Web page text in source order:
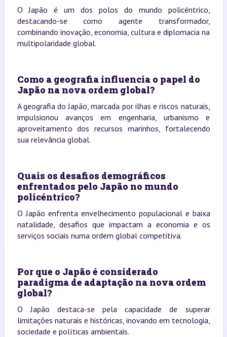
O Japão é um dos polos do mundo policéntrico,
destacando-se como agente transformador,
combinando inovação, economia, cultura e diplomacia na
multipolaridade global.
Como a geografia influencia o papel do
Japão na nova ordem global?
A geografia do Japão, marcada por ilhas e riscos naturais,
impulsionou avanços em engenharia, urbanismo e
aproveitamento dos recursos marinhos, fortalecendo
sua relevância global.
Quais os desafios demográficos
enfrentados pelo Japão no mundo
policéntrico?
O Japão enfrenta envelhecimento populacional e baixa
natalidade, desafios que impactam a economia e os
serviços sociais numa ordem global competitiva.
Por que o Japão é considerado
paradigma de adaptação na nova ordem
global?
O Japão destaca-se pela capacidade de superar
limitações naturais e históricas, inovando em tecnologia,
sociedade e políticas ambientais.